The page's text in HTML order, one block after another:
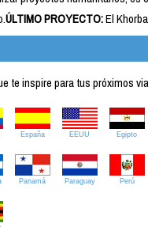
ÚLTIMO PROYECTO:El
te inspire para tus próximos
España EEUU Egipto
Panamá Paraguay Perú